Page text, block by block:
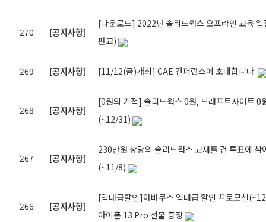
270 [공지사항]
[다운로드] 2022년 솔리드웍스 오프라인 교육
판교)
269 [공지사항] [11/12(금)개최] CAE 컨퍼런스에 초대합니다.
268 [공지사항]
[0원의 기적] 솔리드웍스 0원, 드래프트사이트 0
(~12/31)
267 [공지사항]
230만원 상당의 솔리드웍스 교재를 건 투표에 참
(~11/8)
266 [공지사항]
[역대급할인]아바쿠스 역대급 할인 프로모션
아이폰 13 Pro 선물 증정